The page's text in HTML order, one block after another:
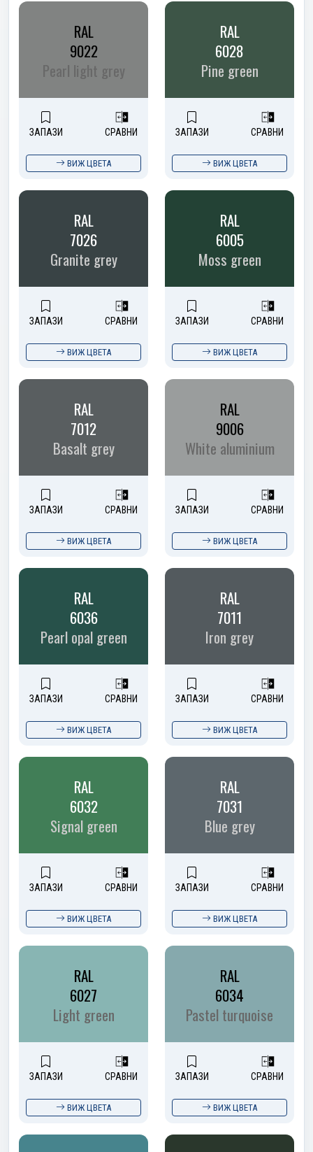
RAL
9022
Pearl light grey
ЗАПАЗИ СРАВНИ
ВИЖ ЦВЕТА
RAL
6028
Pine green
ЗАПАЗИ СРАВНИ
ВИЖ ЦВЕТА
RAL
7026
Granite grey
ЗАПАЗИ СРАВНИ
ВИЖ ЦВЕТА
RAL
6005
Moss green
ЗАПАЗИ СРАВНИ
ВИЖ ЦВЕТА
RAL
7012
Basalt grey
ЗАПАЗИ СРАВНИ
ВИЖ ЦВЕТА
RAL
9006
White aluminium
ЗАПАЗИ СРАВНИ
ВИЖ ЦВЕТА
RAL
6036
Pearl opal green
ЗАПАЗИ СРАВНИ
ВИЖ ЦВЕТА
RAL
7011
Iron grey
ЗАПАЗИ СРАВНИ
ВИЖ ЦВЕТА
RAL
6032
Signal green
ЗАПАЗИ СРАВНИ
ВИЖ ЦВЕТА
RAL
7031
Blue grey
ЗАПАЗИ СРАВНИ
ВИЖ ЦВЕТА
RAL
6027
Light green
ЗАПАЗИ СРАВНИ
ВИЖ ЦВЕТА
RAL
6034
Pastel turquoise
ЗАПАЗИ СРАВНИ
ВИЖ ЦВЕТА